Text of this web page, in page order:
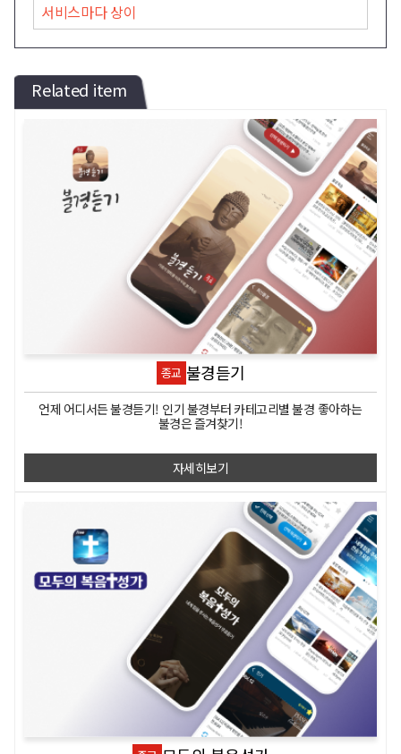
서비스마다 상이
Related item
종교 불경듣기
언제 어디서든 불경듣기! 인기 불경부터 카테고리별 불경 좋아하는
불경은 즐겨찾기!
자세히보기